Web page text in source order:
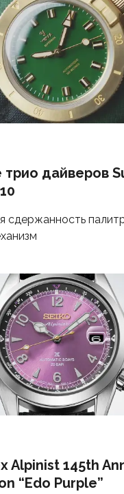
трио дайверов
сдержанность
Alpinist 145th
“Edo Purple”